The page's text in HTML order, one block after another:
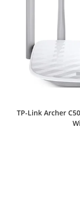
TP-Link Archer